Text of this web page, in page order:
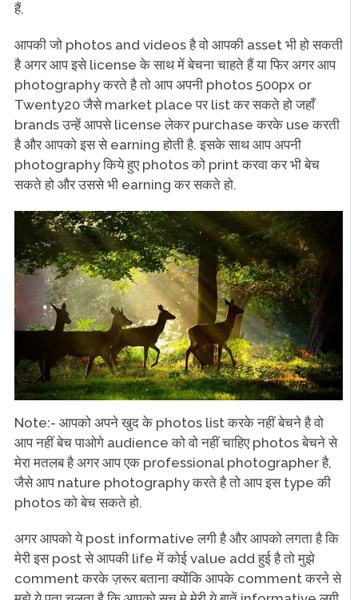
हैं.
आपकी जो photos and videos है वो आपकी asset भी हो सकती
है अगर आप इसे license के साथ में बेचना चाहते हैं या फिर अगर आप
photography करते है तो आप अपनी photos 500px or
Twenty20 जैसे market place पर list कर सकते हो जहाँ
brands उन्हें आपसे license लेकर purchase करके use करती
है और आपको इस से earning होती है. इसके साथ आप अपनी
photography किये हुए photos को print करवा कर भी बेच
सकते हो और उससे भी earning कर सकते हो.
Note:- आपको अपने खुद के photos list करके नहीं बेचने है वो
आप नहीं बेच पाओगे audience को वो नहीं चाहिए photos बेचने से
मेरा मतलब है अगर आप एक professional photographer है,
जैसे आप nature photography करते है तो आप इस type की
photos को बेच सकते हो.
अगर आपको ये post informative लगी है और आपको लगता है कि
मेरी इस post से आपकी life में कोई value add हुई है तो मुझे
comment करके ज़रूर बताना क्योंकि आपके comment करने से